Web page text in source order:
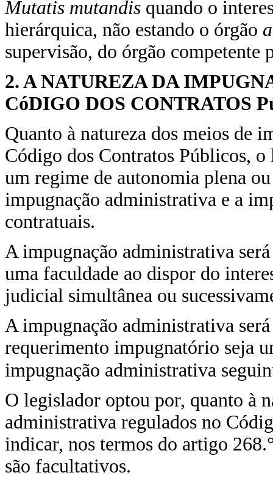
Mutatis mutandis quando o
hierárquica, não estando o órgão
supervisão, do órgão
2. A NATUREZA DA
CóDIGO DOS CONTRATOS
Quanto à natureza dos meios de
Código dos Contratos Públicos,
um regime de autonomia plena
impugnação administrativa e a
contratuais.
A impugnação administrativa
uma faculdade ao dispor do
judicial simultânea ou
A impugnação administrativa
requerimento impugnatório seja
impugnação administrativa
O legislador optou por, quanto à
administrativa regulados no
indicar, nos termos do artigo
são facultativos.